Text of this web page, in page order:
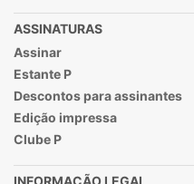
ASSINATURAS
Assinar
Estante P
Descontos para assinantes
Edição impressa
Clube P
INFORMAÇÃO LEGAL